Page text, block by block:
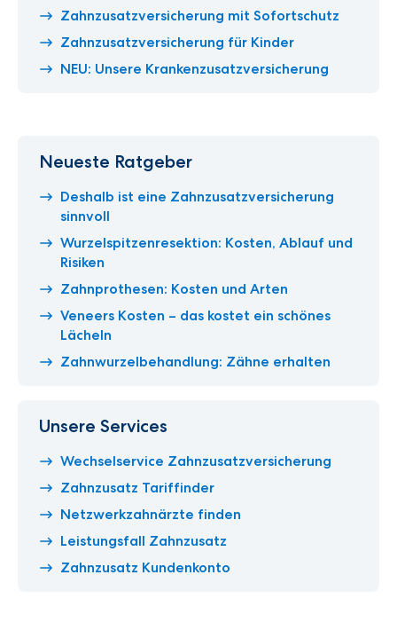
Zahnzusatzversicherung mit Sofortschutz
Zahnzusatzversicherung für Kinder
NEU: Unsere Krankenzusatzversicherung
Neueste Ratgeber
Deshalb ist eine Zahnzusatzversicherung
sinnvoll
Wurzelspitzenresektion: Kosten, Ablauf und
Risiken
Zahnprothesen: Kosten und Arten
Veneers Kosten – das kostet ein schönes
Lächeln
Zahnwurzelbehandlung: Zähne erhalten
Unsere Services
Wechselservice Zahnzusatzversicherung
Zahnzusatz Tariffinder
Netzwerkzahnärzte finden
Leistungsfall Zahnzusatz
Zahnzusatz Kundenkonto